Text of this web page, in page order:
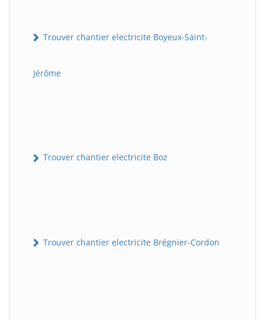
Trouver chantier electricite Boyeux-Saint-
Jérôme
Trouver chantier electricite Boz
Trouver chantier electricite Brégnier-Cordon